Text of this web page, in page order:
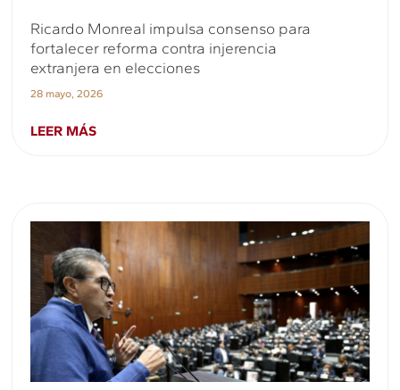
Ricardo Monreal impulsa consenso para
fortalecer reforma contra injerencia
extranjera en elecciones
28 mayo, 2026
LEER MÁS